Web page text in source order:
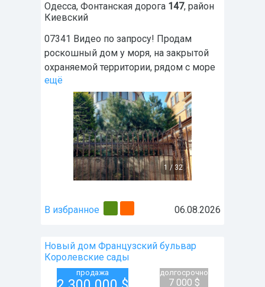
Одесса, Фонтанская дорога 147, район
Киевский
07341 Видео по запросу! Продам
роскошный дом у моря, на закрытой
охраняемой территории, рядом с море
ещё
1 / 32
В избранное 06.08.2026
Новый дом Французский бульвар
Королевские сады
продажа долгосрочно
7 000 $